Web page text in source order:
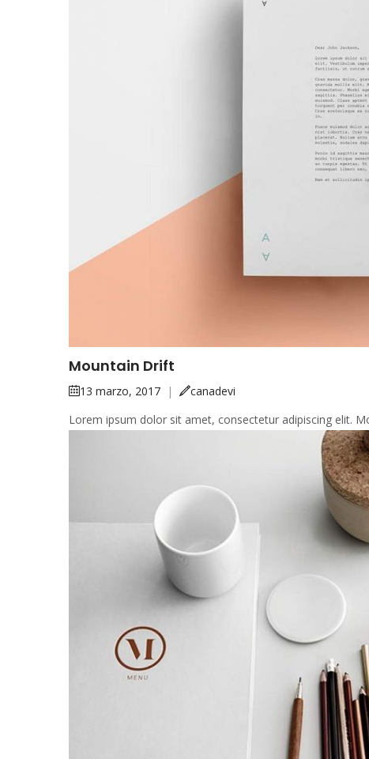
Mountain Drift
13 marzo, 2017 |
canadevi
Lorem ipsum dolor sit amet, consectetur adipiscing elit.